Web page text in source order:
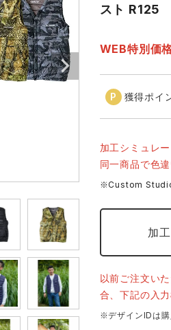
ッグ類
プリント加工対象商品
ンキング コ
リント加工対象商品
ア
サーヴォ
スターライト工業
商事株式会
スト R125
WEB特別価
獲得ポイ
加工シミュレ
同一商品で色
※Custom Studio
加
以前ご注文い
合、下記の入
※デザインIDは購